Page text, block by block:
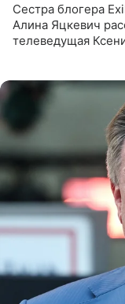
Сестра блогера
Алина Яцкевич
телеведущая